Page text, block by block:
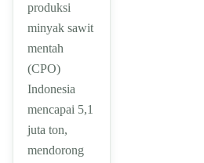
produksi
minyak sawit
mentah
(CPO)
Indonesia
mencapai 5,1
juta ton,
mendorong